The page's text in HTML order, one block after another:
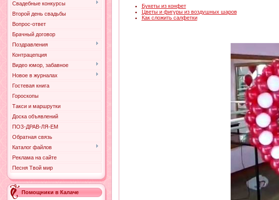
Свадебные конкурсы
Второй день свадьбы
Вопрос-ответ
Брачный договор
Поздравления
Контрацепция
Видео юмор, забавное
Новое в журналах
Гостевая книга
Гороскопы
Такси и маршрутки
Доска объявлений
ПОЗ-ДРАВ-ЛЯ-ЕМ
Обратная связь
Каталог файлов
Реклама на сайте
Песня Твой мир
Помощники в Калаче
Букеты из конфет
Цветы и фигуры из воздушных шаров
Как сложить салфетки